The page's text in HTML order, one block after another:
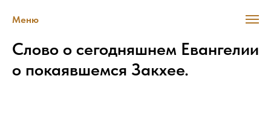
Меню
Слово о сегодняшнем Евангелии
о покаявшемся Закхее.